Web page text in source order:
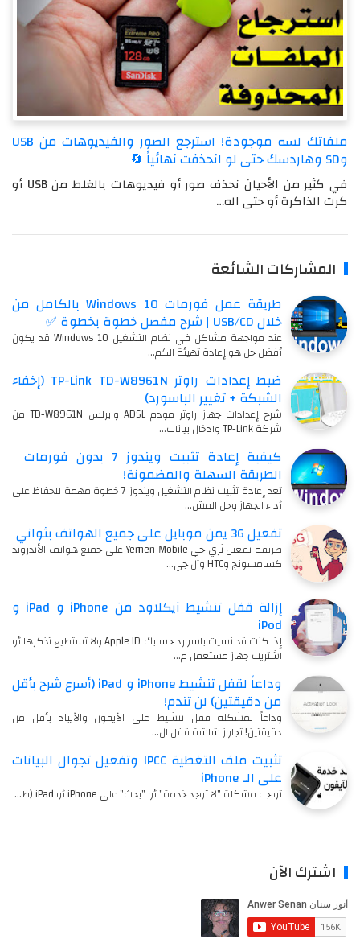
ملفاتك لسه موجودة! استرجع الصور والفيديوهات من USB
وSD وهاردسك حتى لو انحذفت نهائياً 🔄
في كثير من الأحيان نحذف صور أو فيديوهات بالغلط من USB أو
كرت الذاكرة أو حتى اله…
المشاركات الشائعة
طريقة عمل فورمات Windows 10 بالكامل من
خلال USB/CD | شرح مفصل خطوة بخطوة ✅
عند مواجهة مشاكل في نظام التشغيل Windows 10 قد يكون
أفضل حل هو إعادة تهيئة الكم…
ضبط إعدادات راوتر TP-Link TD-W8961N (إخفاء
الشبكة + تغيير الباسورد)
شرح إعدادات جهاز راوتر مودم ADSL وايرلس TD-W8961N من
شركة TP-Link وادخال بيانات…
كيفية إعادة تثبيت ويندوز 7 بدون فورمات |
الطريقة السهلة والمضمونة!
تعد إعادة تثبيت نظام التشغيل ويندوز 7 خطوة مهمة للحفاظ على
أداء الجهاز وحل المش…
تفعيل 3G يمن موبايل على جميع الهواتف بثواني
طريقة تفعيل ثري جي Yemen Mobile على جميع هواتف الأندرويد
كسامسونج وHTC وآل جي…
إزالة قفل تنشيط آيكلاود من iPhone و iPad و
iPod
إذا كنت قد نسيت باسورد حسابك Apple ID ولا تستطيع تذكرها أو
اشتريت جهاز مستعمل م…
وداعاً لقفل تنشيط iPhone و iPad (أسرع شرح بأقل
من دقيقتين) لن تندم!
وداعاً لمشكلة قفل تنشيط على الآيفون والآيباد بأقل من
دقيقتين! تجاوز شاشة قفل ال…
تثبيت ملف التغطية IPCC وتفعيل تجوال البيانات
على الـ iPhone
تواجه مشكلة "لا توجد خدمة" أو "بحث" على iPhone أو iPad (ط…
اشترك الآن